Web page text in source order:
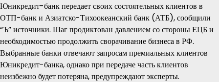
Юникредит-банк передает своих состоятельных клиентов в
ОТП-банк и Азиатско-Тихоокеанский банк (АТБ), сообщили
“Ъ” источники. Шаг продиктован давлением со стороны ЕЦБ и
необходимостью продолжить сворачивание бизнеса в РФ.
Выбранные банки отвечают запросам премиальных клиентов
Юникредит-банка, однако при передаче часть клиентов
неизбежно будет потеряна, предупреждают эксперты.